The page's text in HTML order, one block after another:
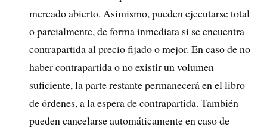
mercado abierto. Asimismo, pueden ejecutarse total
o parcialmente, de forma inmediata si se encuentra
contrapartida al precio fijado o mejor. En caso de no
haber contrapartida o no existir un volumen
suficiente, la parte restante permanecerá en el libro
de órdenes, a la espera de contrapartida. También
pueden cancelarse automáticamente en caso de